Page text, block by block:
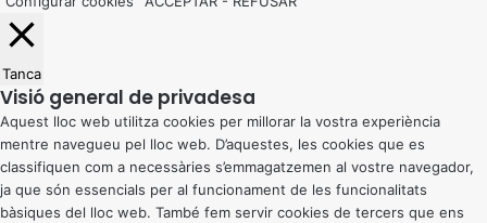
Tanca
Visió general de privadesa
Aquest lloc web utilitza cookies per millorar la vostra experiència
mentre navegueu pel lloc web. D’aquestes, les cookies que es
classifiquen com a necessàries s’emmagatzemen al vostre navegador,
ja que són essencials per al funcionament de les funcionalitats
bàsiques del lloc web. També fem servir cookies de tercers que ens